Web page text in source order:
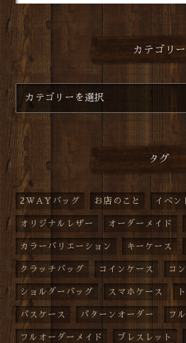
カテゴリー
タグ
2WAYバッグ お店のこと イベン
オリジナルレザー オーダーメイド
カラーバリエーション キーケース
クラッチバッグ コインケース コ
ショルダーバッグ スマホケース
パスケース パターンオーダー フ
フルオーダーメイド ブレスレット